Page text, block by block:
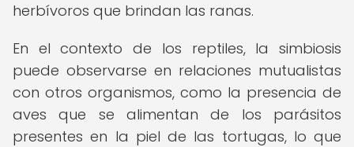
herbívoros que brindan las ranas.
En el contexto de los reptiles, la simbiosis
puede observarse en relaciones mutualistas
con otros organismos, como la presencia de
aves que se alimentan de los parásitos
presentes en la piel de las tortugas, lo que